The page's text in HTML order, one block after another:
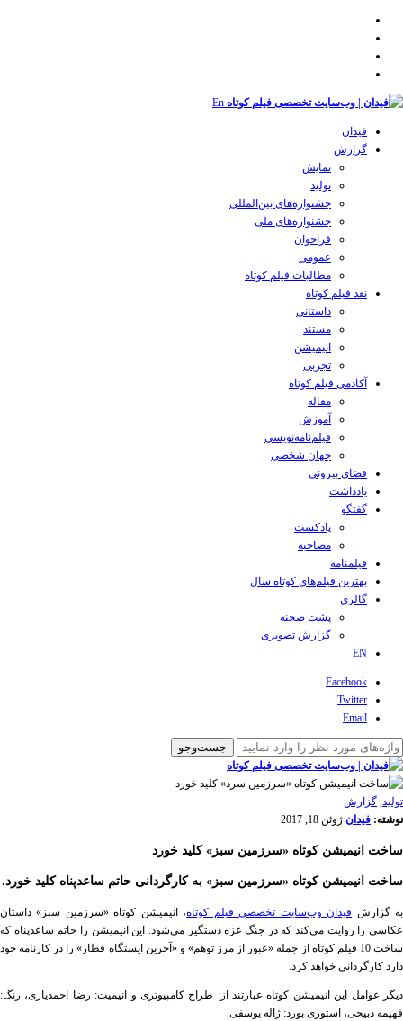
En
فیدان
گزارش
نمایش
تولید
‌‌جشنواره‌های بین‌المللی
جشنواره‌های ملی
فراخوان
عمومی
مطالبات فیلم کوتاه
نقد فیلم کوتاه
داستانی
مستند
انیمیشن
تجربی
آکادمی فیلم کوتاه
مقاله
آموزش
فیلم‌نامه‌نویسی
جهان شخصی
فضای بیرونی
یادداشت
گفتگو
پادکست
مصاحبه
فیلمنامه
بهترین فیلم‌های کوتاه سال
گالری
پشت صحنه
گزارش تصویری
EN
Facebook
Twitter
Email
تولید, گزارش
نوشته: فیدان ژوئن 18, 2017
ساخت انیمیشن کوتاه «سرزمین سبز» کلید خورد
ساخت انیمیشن کوتاه «سرزمین سبز» به کارگردانی حاتم ساعدپناه کلید خورد.
به گزارش فیدان وب‌سایت تخصصی فیلم کوتاه، انیمیشن کوتاه «سرزمین سبز» داستان
عکاسی را روایت می‌کند که در جنگ غزه دستگیر می‌شود. این انیمیشن را حاتم ساعدپناه که
ساخت 10 فیلم کوتاه از جمله «عبور از مرز توهم» و «آخرین ایستگاه قطار» را در کارنامه خود
دارد کارگردانی خواهد کرد.
دیگر عوامل این انیمیشن کوتاه عبارتند از: طراح کامپیوتری و انیمیت: رضا احمدیاری، رنگ:
فهیمه ذبیحی، استوری بورد: ژاله یوسفی.